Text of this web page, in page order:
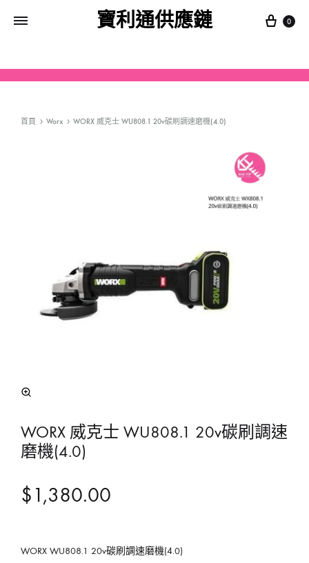
寶利通供應鏈 0
首頁 Worx WORX 威克士 WU808.1 20v碳刷調速磨機(4.0)
WORX 威克士 WU808.1 20v碳刷調速
磨機(4.0)
$1,380.00
WORX WU808.1 20v碳刷調速磨機(4.0)